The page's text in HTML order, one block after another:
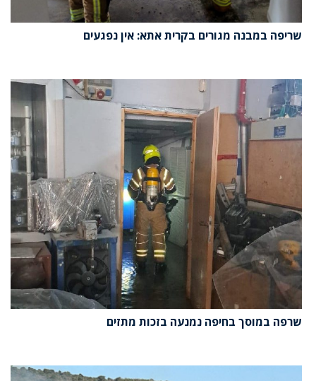
שריפה במבנה מגורים בקרית אתא: אין נפגעים
שרפה במוסך בחיפה נמנעה בזכות מתזים